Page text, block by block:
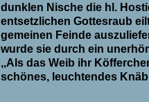
dunklen Nische die hl.
entsetzlichen Gottesraub
gemeinen Feinde
wurde sie durch ein
,,Als das Weib ihr
schönes, leuchtendes